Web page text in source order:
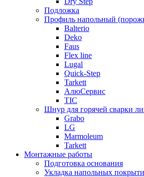
Подложка
Профиль напольный
Balterio
Deko
Faus
Flex line
Lugal
Quick-Step
Tarkett
АлюСервис
ТІС
Шнур для горячей сварки
Grabo
LG
Marmoleum
Tarkett
Монтажные работы
Подготовка основания
Укладка напольных